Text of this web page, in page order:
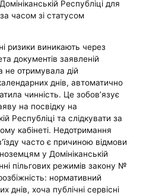
Республіці для
за часом зі статусом
ризики виникають через
документів заявленій
не отримувала дій
днів, автоматично
чинність. Це зобов’язує
на посвідку на
Республіці та слідкувати за
кабінеті. Недотримання
часто є причиною відмови
у Домініканській
пільгових режимів закону №
нормативний
днів, хоча публічні сервісні